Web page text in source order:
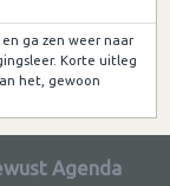
ga zen weer naar
Korte uitleg
het, gewoon
Agenda